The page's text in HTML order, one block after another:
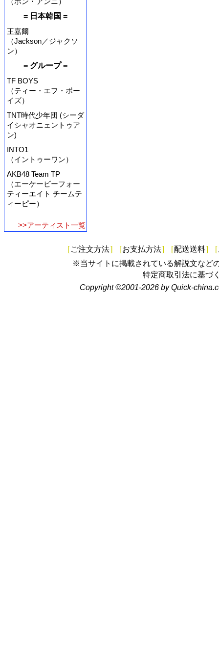
= 日本韓国 =
王嘉爾
（Jackson／ジャクソ
ン）
= グループ =
TF BOYS
（ティー・エフ・ボー
イズ）
TNT時代少年団 (シーダ
イシャオニェントゥア
ン)
INTO1
（イントゥーワン）
AKB48 Team TP
（エーケービーフォー
ティーエイト チームテ
ィーピー）
>>アーティスト一覧
[ ご注文方法] [お支払方法] [配送送料] [
※当サイトに掲載されている解説文など
特定商取引法に基づ
Copyright ©2001-2026 by Quick-